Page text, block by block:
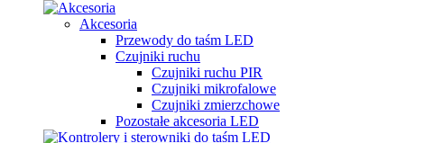
Akcesoria
Przewody do taśm LED
Czujniki ruchu
Czujniki ruchu PIR
Czujniki mikrofalowe
Czujniki zmierzchowe
Pozostałe akcesoria LED